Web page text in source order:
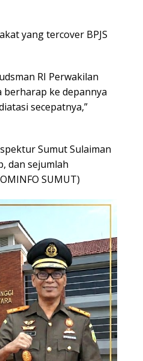
yang tercover BPJS
RI Perwakilan
berharap ke depannya
secepatnya,”
Sumut Sulaiman
dan sejumlah
SUMUT)